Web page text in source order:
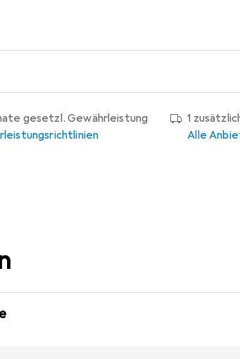
gesetzl. Gewährleistung
1
Alle